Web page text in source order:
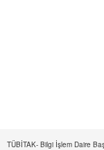
TÜBİTAK- Bilgi İşlem Daire